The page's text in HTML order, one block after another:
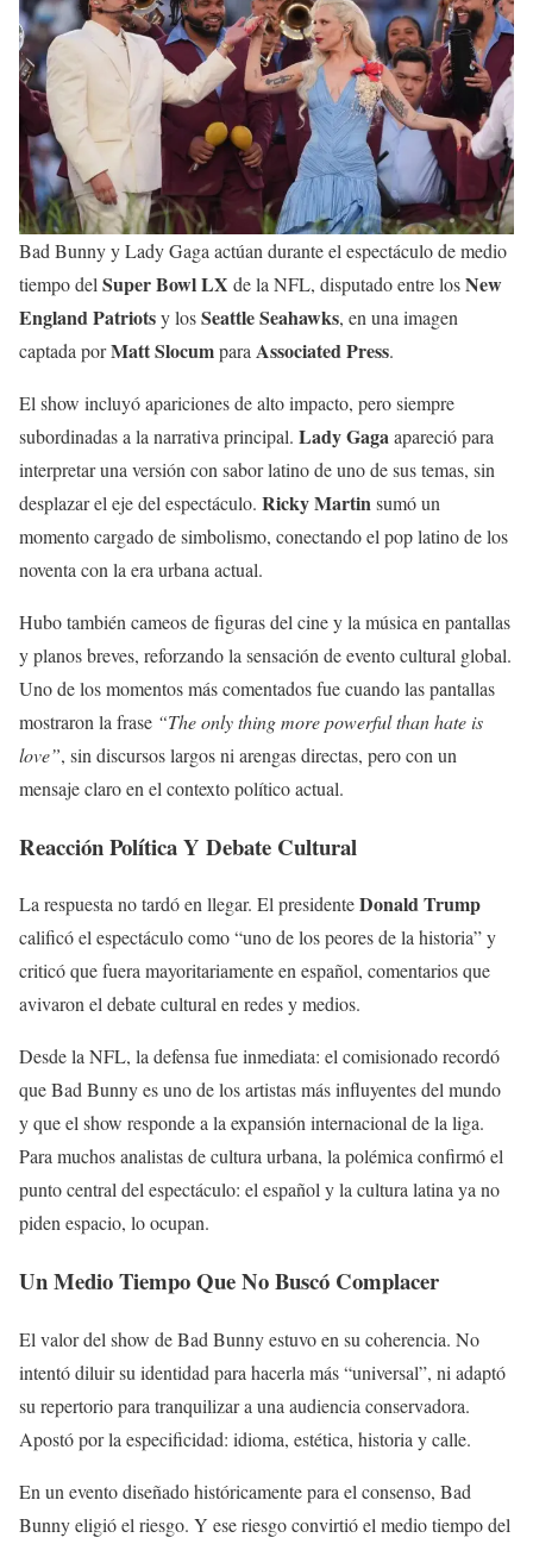
Bad Bunny y Lady Gaga actúan durante el espectáculo de medio
tiempo del Super Bowl LX de la NFL, disputado entre losNew
England Patriotsy losSeattle Seahawks, en una imagen
captada porMatt Slocumpara Associated Press.
El show incluyó apariciones de alto impacto, pero siempre
subordinadas a la narrativa principal. Lady Gagaapareció para
interpretar una versión con sabor latino de uno de sus temas, sin
desplazar el eje del espectáculo. Ricky Martinsumó un
momento cargado de simbolismo, conectando el pop latino de los
noventa con la era urbana actual.
Hubo también cameos de figuras del cine y la música en pantallas
y planos breves, reforzando la sensación de evento cultural global.
Uno de los momentos más comentados fue cuando las pantallas
mostraron la frase “The only thing more powerful than hate is
love”, sin discursos largos ni arengas directas, pero con un
mensaje claro en el contexto político actual.
Reacción Política Y Debate Cultural
La respuesta no tardó en llegar. El presidenteDonald Trump
calificó el espectáculo como “uno de los peores de la historia” y
criticó que fuera mayoritariamente en español, comentarios que
avivaron el debate cultural en redes y medios.
Desde la NFL, la defensa fue inmediata: el comisionado recordó
que Bad Bunny es uno de los artistas más influyentes del mundo
y que el show responde a la expansión internacional de la liga.
Para muchos analistas de cultura urbana, la polémica confirmó el
punto central del espectáculo: el español y la cultura latina ya no
piden espacio, lo ocupan.
Un Medio Tiempo Que No Buscó Complacer
El valor del show de Bad Bunny estuvo en su coherencia. No
intentó diluir su identidad para hacerla más “universal”, ni adaptó
su repertorio para tranquilizar a una audiencia conservadora.
Apostó por la especificidad: idioma, estética, historia y calle.
En un evento diseñado históricamente para el consenso, Bad
Bunny eligió el riesgo. Y ese riesgo convirtió el medio tiempo del